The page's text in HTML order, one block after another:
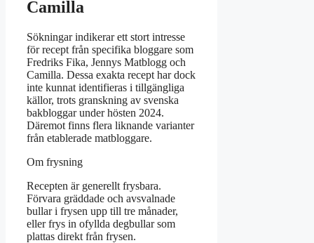
Camilla
Sökningar indikerar ett stort intresse
för recept från specifika bloggare som
Fredriks Fika, Jennys Matblogg och
Camilla. Dessa exakta recept har dock
inte kunnat identifieras i tillgängliga
källor, trots granskning av svenska
bakbloggar under hösten 2024.
Däremot finns flera liknande varianter
från etablerade matbloggare.
Om frysning
Recepten är generellt frysbara.
Förvara gräddade och avsvalnade
bullar i frysen upp till tre månader,
eller frys in ofyllda degbullar som
plattas direkt från frysen.